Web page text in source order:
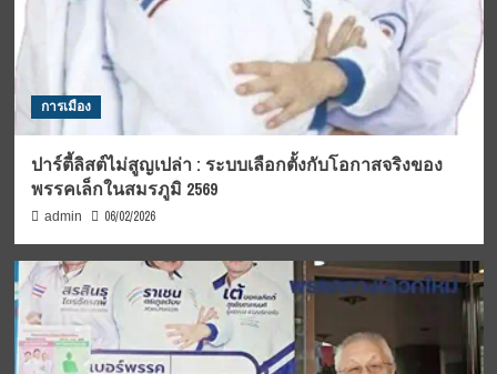
การเมือง
ปาร์ตี้ลิสต์ไม่สูญเปล่า : ระบบเลือกตั้งกับโอกาสจริงของ
พรรคเล็กในสมรภูมิ 2569
admin 06/02/2026